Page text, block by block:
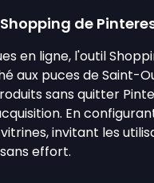
de
en ligne, l'outil
aux puces de Saint-
sans quitter
En
invitant les
effort.